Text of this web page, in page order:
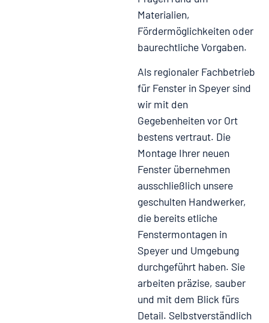
Materialien,
Fördermöglichkeiten oder
baurechtliche Vorgaben.
Als regionaler Fachbetrieb
für Fenster in Speyersind
wir mit den
Gegebenheiten vor Ort
bestens vertraut. Die
Montage Ihrer neuen
Fenster übernehmen
ausschließlich unsere
geschulten Handwerker,
die bereits etliche
Fenstermontagen in
Speyer und Umgebung
durchgeführt haben. Sie
arbeiten präzise, sauber
und mit dem Blick fürs
Detail. Selbstverständlich